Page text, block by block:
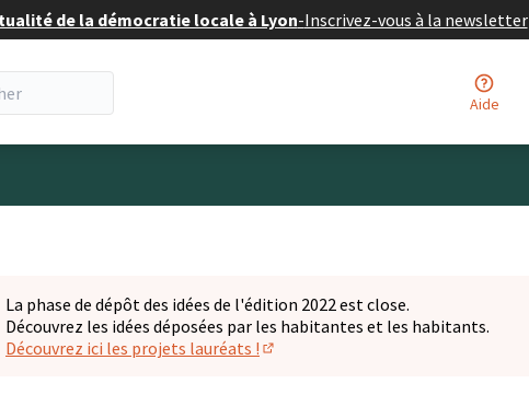
de la démocratie locale à Lyon-Inscrivez-vous à la newsletter
Aide
La phase de dépôt des idées de l'édition 2022 est close.
Découvrez les idées déposées par les habitantes et les habitants.
Découvrez ici les projets lauréats !